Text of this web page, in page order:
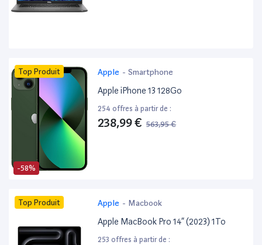
-58%
Top Produit Apple - Smartphone
Apple iPhone 13 128Go
254 offres à partir de :
238,99 € 563,95 €
Top Produit Apple - Macbook
Apple MacBook Pro 14” (2023) 1To
253 offres à partir de :